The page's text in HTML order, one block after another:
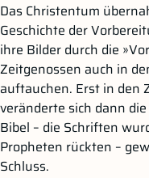
Das Christentum
Geschichte der
ihre Bilder durch die
Zeitgenossen auch in
auftauchen. Erst in den
veränderte sich dann
Bibel – die Schriften
Propheten rückten –
Schluss.